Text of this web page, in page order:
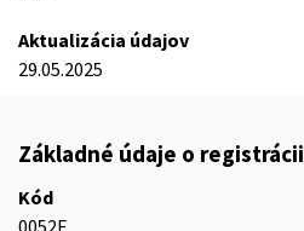
Aktualizácia údajov
29.05.2025
Základné údaje o registrácii
Kód
0052F